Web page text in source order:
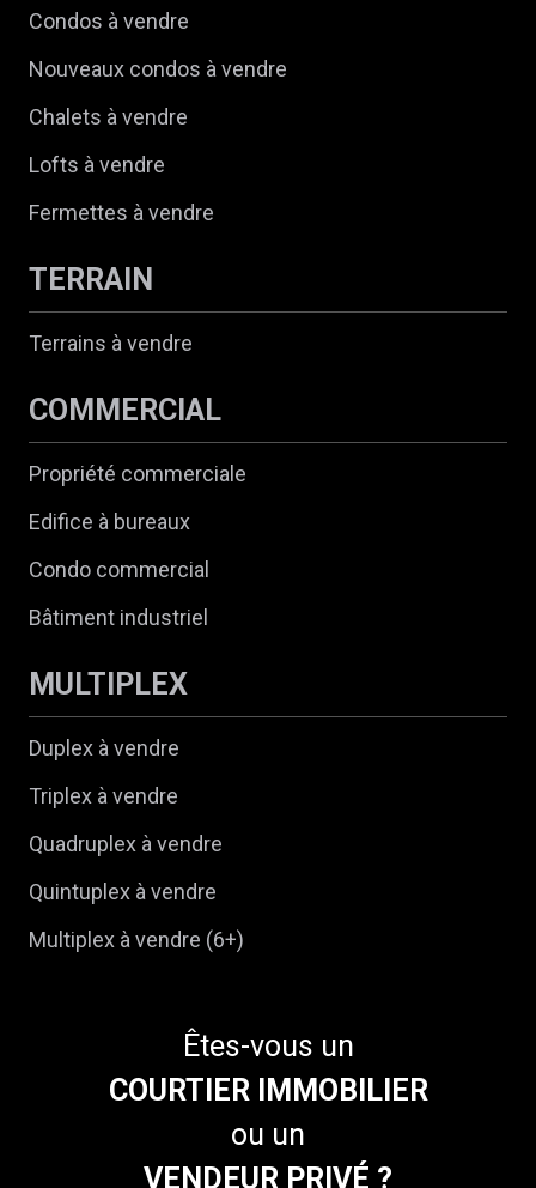
Condos à vendre
Nouveaux condos à vendre
Chalets à vendre
Lofts à vendre
Fermettes à vendre
TERRAIN
Terrains à vendre
COMMERCIAL
Propriété commerciale
Edifice à bureaux
Condo commercial
Bâtiment industriel
MULTIPLEX
Duplex à vendre
Triplex à vendre
Quadruplex à vendre
Quintuplex à vendre
Multiplex à vendre (6+)
Êtes-vous un
COURTIER IMMOBILIER
ou un
VENDEUR PRIVÉ ?